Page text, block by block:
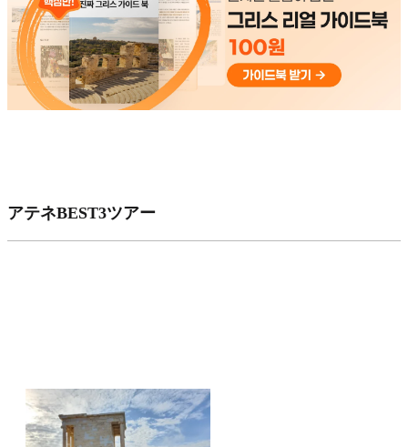
アテネBEST3ツアー